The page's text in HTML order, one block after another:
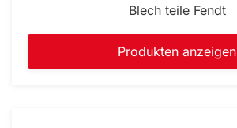
Blech teile Fendt
Produkten anzeigen